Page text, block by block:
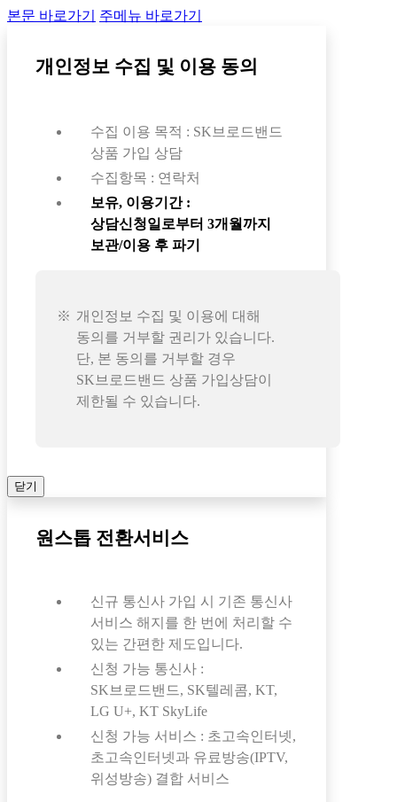
본문 바로가기 주메뉴 바로가기
개인정보 수집 및 이용 동의
수집 이용 목적 : SK브로드밴드
상품 가입 상담
수집항목 : 연락처
보유, 이용기간 :
상담신청일로부터 3개월까지
보관/이용 후 파기
개인정보 수집 및 이용에 대해
동의를 거부할 권리가 있습니다.
단, 본 동의를 거부할 경우
SK브로드밴드 상품 가입상담이
제한될 수 있습니다.
닫기
원스톱 전환서비스
신규 통신사 가입 시 기존 통신사
서비스 해지를 한 번에 처리할 수
있는 간편한 제도입니다.
신청 가능 통신사 :
SK브로드밴드, SK텔레콤, KT,
LG U+, KT SkyLife
신청 가능 서비스 : 초고속인터넷,
초고속인터넷과 유료방송(IPTV,
위성방송) 결합 서비스